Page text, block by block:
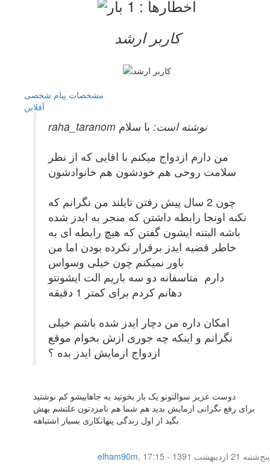
کاربر ارشد
مشخصات پیام شخصی
آفلاين
raha_taranom نوشته است: با سلام
من دارم ازدواج میکنم با اقایی که از نظر
سلامت روحی هم خودشون هم خانوادشون
چون 2 سال پیش رفتن تایلند من نگرانم که
نکنه اونجا رابطه داشتن که منجر به ایدز شده
باشه البتنه ایشون گفتن که هیچ رابطه ای به
خاطر قضیه ایدز برقرار نکرده بودن اما من
باور نمیکنم چون خیلی وسواس
دارم متاسفانه دو سه باریم الت ایشونتو
دهانم کردم برای کمتر 1 دقیقه
امکان داره من دچار ایدز شده باشم خیلی
نگرانم و اینکه چه جوری ازش بخوام موقع
ازدواج ازمایش ایدز بده ؟
دوست عزیز سوالتونو یک بار بخونید یه جاهاییشو کم نوشتید
برای رفع نگرانی ازمایش بدید هم شما هم نامزدتون علتشم بهش
بگید از اول زندگی پنهانکاری بسیار اشتباهه
elham90m, پنج‌شنبه 21 اردیبهشت 1391 - 17:15